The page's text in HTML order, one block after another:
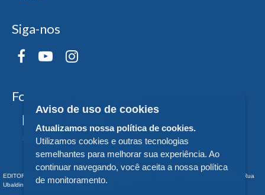
Siga-nos
Formas de Pagamento
EDITORA DA UNIVERSIDADE FEDERAL DO PARANÁ - CNPJ n° 75.095.679/0011-10 - Rua
Ubaldino do Amaral, 321 - Alto da Glória - - PR
Aviso de uso de cookies
Atualizamos nossa política de cookies.
Utilizamos cookies e outras tecnologias
semelhantes para melhorar sua experiência. Ao
continuar navegando, você aceita a nossa política
de monitoramento.